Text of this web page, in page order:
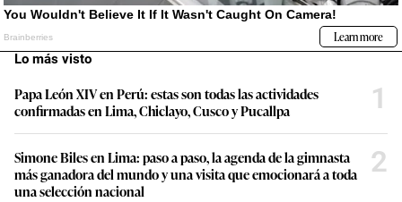
Lo más visto
Papa León XIV en Perú: estas son todas las actividades
confirmadas en Lima, Chiclayo, Cusco y Pucallpa
1
Simone Biles en Lima: paso a paso, la agenda de la gimnasta
más ganadora del mundo y una visita que emocionará a toda
una selección nacional
2